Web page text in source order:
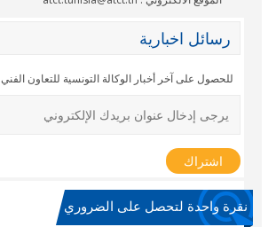
رسائل اخبارية
للحصول على آخر أخبار الوكالة التونسية للتعاون الفني
نقرة واحدة لتحصل على الضروري